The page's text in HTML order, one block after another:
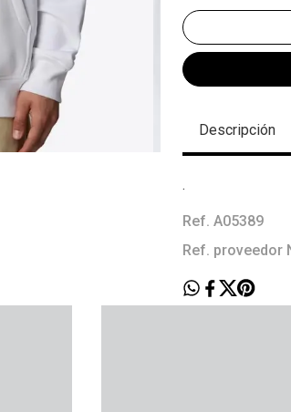
Descripción
.
Ref. A05389
Ref. proveedor